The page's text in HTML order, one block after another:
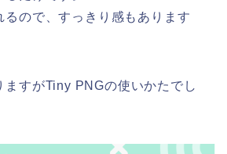
るので、すっきり感もあります
ますがTiny PNGの使いかたでし